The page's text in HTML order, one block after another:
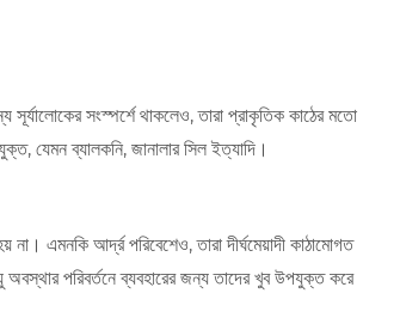
সূর্যালোকের সংস্পর্শে থাকলেও, তারা প্রাকৃতিক কাঠের মতো
যেমন ব্যালকনি, জানালার সিল ইত্যাদি।
এমনকি আর্দ্র পরিবেশেও, তারা দীর্ঘমেয়াদী কাঠামোগত
পরিবর্তনে ব্যবহারের জন্য তাদের খুব উপযুক্ত করে